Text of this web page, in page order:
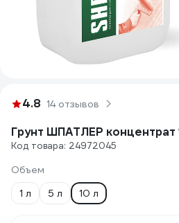
4.8 14 отзывов
Грунт ШПАТЛЕР
Код товара: 24972045
Объем
1 л
5 л 10 л